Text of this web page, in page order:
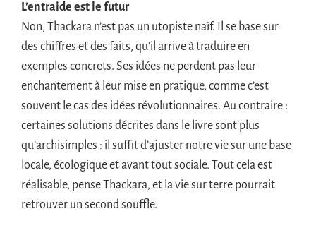
L’entraide est le futur
Non, Thackara n’est pas un utopiste naïf. Il se base sur
des chiffres et des faits, qu’il arrive à traduire en
exemples concrets. Ses idées ne perdent pas leur
enchantement à leur mise en pratique, comme c’est
souvent le cas des idées révolutionnaires. Au contraire :
certaines solutions décrites dans le livre sont plus
qu’archisimples : il suffit d’ajuster notre vie sur une base
locale, écologique et avant tout sociale. Tout cela est
réalisable, pense Thackara, et la vie sur terre pourrait
retrouver un second souffle.